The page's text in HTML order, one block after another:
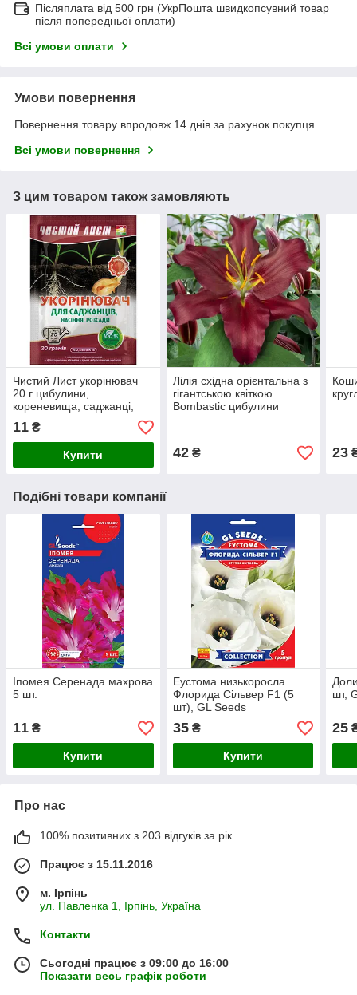
Післяплата від 500 грн (УкрПошта швидкопсувний товар
після попередньої оплати)
Всі умови оплати
Умови повернення
Повернення товару впродовж 14 днів за рахунок покупця
Всі умови повернення
З цим товаром також замовляють
Чистий Лист укорінювач
20 г цибулини,
кореневища, саджанці,
Корневін
11 ₴
Купити
Лілія східна орієнтальна з
гігантською квіткою
Bombastic цибулини
42₴ 23
Подібні товари компанії
Іпомея Серенада махрова
5 шт.
11 ₴
Купити
Еустома низькоросла
Флорида Сільвер F1 (5
шт), GL Seeds
35₴
Купити
шт,
25
Про нас
100% позитивних з 203 відгуків за рік
Працює з 15.11.2016
м. Ірпінь
ул. Павленка 1, Ірпінь, Україна
Контакти
Сьогодні працює з 09:00 до 16:00
Показати весь графік роботи